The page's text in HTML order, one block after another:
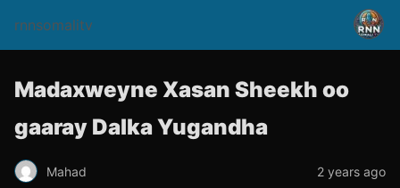
rnnsomalitv
Madaxweyne Xasan Sheekh oo
gaaray Dalka Yugandha
Mahad 2 years ago